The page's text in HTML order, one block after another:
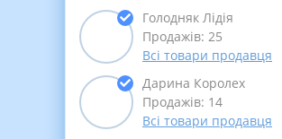
Голодняк Лідія
Продажів: 25
Всі товари продавця
Дарина Королех
Продажів: 14
Всі товари продавця